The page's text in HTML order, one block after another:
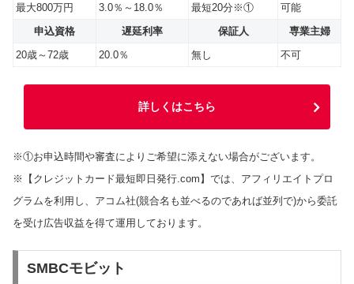
最大800万円
3.0％～18.0％ 最短20分※①
可能
申込資格
遅延利率 保証人
専業主婦
20歳～72歳
20.0％ 無し 不可
詳しくはこちら
※①お申込時間や審査によりご希望に添えない場合がございます。
※【クレジットカード最短即日発行.com】では、アフィリエイトプロ
グラムを利用し、アコム社(競合名も並べるのであれば並列で)から委託
を受け広告収益を得て運用しております。
SMBCモビット